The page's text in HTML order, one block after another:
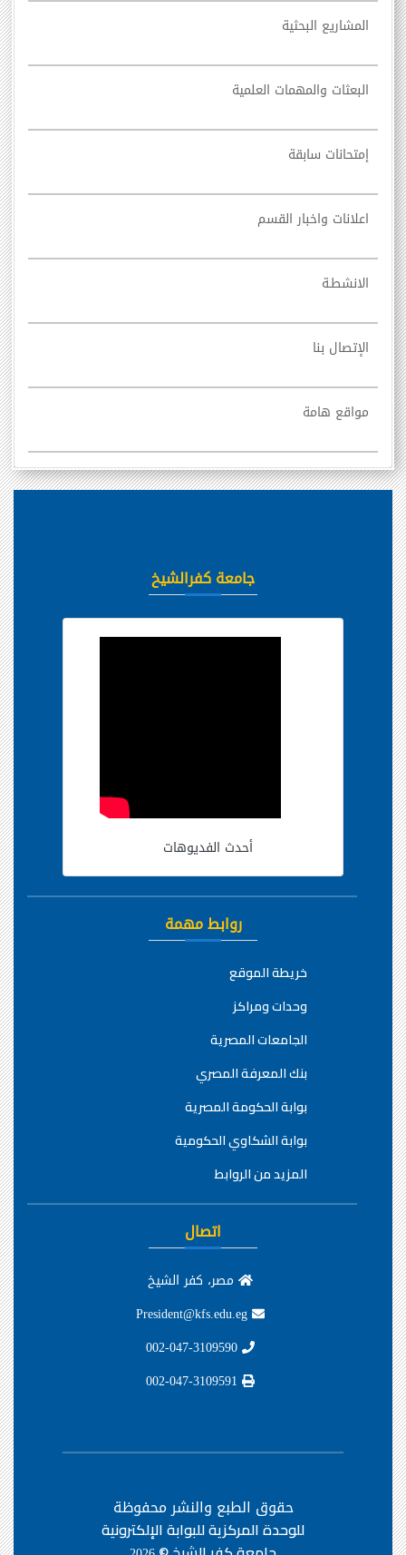
المشاريع البحثية
البعثات والمهمات العلمية
إمتحانات سابقة
اعلانات واخبار القسم
الانشطـة
الإتصال بنا
مواقع هامة
جامعة كفرالشيخ
أحدث الفديوهات
روابط مهمة
خريطة الموقع
وحدات ومراكز
الجامعات المصرية
بنك المعرفة المصري
بوابة الحكومة المصرية
بوابة الشكاوي الحكومية
المزيد من الروابط
اتصال
مصر، كفر الشيخ
حقوق الطبع والنشر محفوظة
للوحدة المركزية للبوابة الإلكترونية